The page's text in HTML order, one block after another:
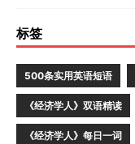
标签
500条实用英语短语
《经济学人》双语精读
《经济学人》每日一词